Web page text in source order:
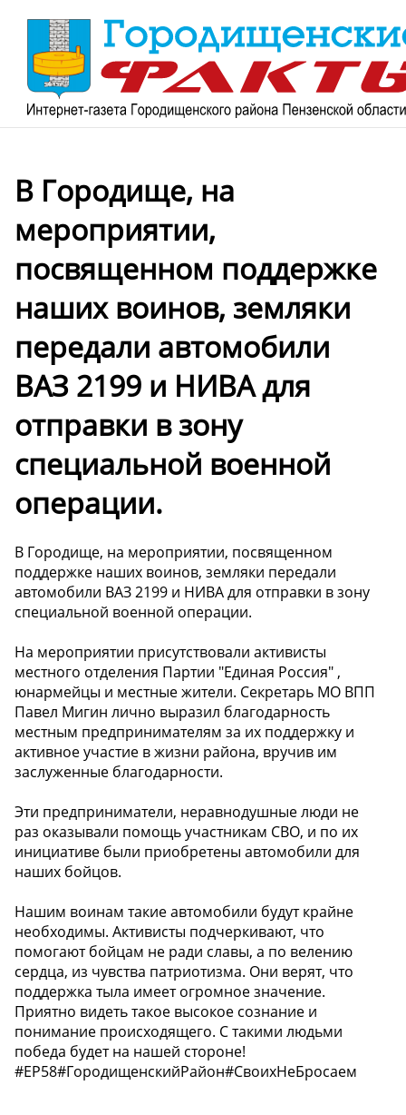
В Городище, на
мероприятии,
посвященном поддержке
наших воинов, земляки
передали автомобили
ВАЗ 2199 и НИВА для
отправки в зону
специальной военной
операции.
В Городище, на мероприятии, посвященном
поддержке наших воинов, земляки передали
автомобили ВАЗ 2199 и НИВА для отправки в зону
специальной военной операции.
На мероприятии присутствовали активисты
местного отделения Партии "Единая Россия" ,
юнармейцы и местные жители. Секретарь МО ВПП
Павел Мигин лично выразил благодарность
местным предпринимателям за их поддержку и
активное участие в жизни района, вручив им
заслуженные благодарности.
Эти предприниматели, неравнодушные люди не
раз оказывали помощь участникам СВО, и по их
инициативе были приобретены автомобили для
наших бойцов.
Нашим воинам такие автомобили будут крайне
необходимы. Активисты подчеркивают, что
помогают бойцам не ради славы, а по велению
сердца, из чувства патриотизма. Они верят, что
поддержка тыла имеет огромное значение.
Приятно видеть такое высокое сознание и
понимание происходящего. С такими людьми
победа будет на нашей стороне!
#ЕР58#ГородищенскийРайон#СвоихНеБросаем